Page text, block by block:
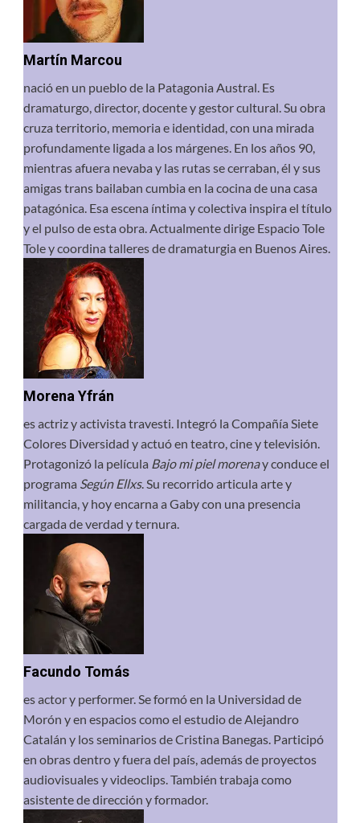
Martín Marcou
nació en un pueblo de la Patagonia Austral. Es
dramaturgo, director, docente y gestor cultural. Su obra
cruza territorio, memoria e identidad, con una mirada
profundamente ligada a los márgenes. En los años 90,
mientras afuera nevaba y las rutas se cerraban, él y sus
amigas trans bailaban cumbia en la cocina de una casa
patagónica. Esa escena íntima y colectiva inspira el título
y el pulso de esta obra. Actualmente dirige Espacio Tole
Tole y coordina talleres de dramaturgia en Buenos Aires.
Morena Yfrán
es actriz y activista travesti. Integró la Compañía Siete
Colores Diversidad y actuó en teatro, cine y televisión.
Protagonizó la película Bajo mi piel morenay conduce el
programa Según Ellxs. Su recorrido articula arte y
militancia, y hoy encarna a Gaby con una presencia
cargada de verdad y ternura.
Facundo Tomás
es actor y performer. Se formó en la Universidad de
Morón y en espacios como el estudio de Alejandro
Catalán y los seminarios de Cristina Banegas. Participó
en obras dentro y fuera del país, además de proyectos
audiovisuales y videoclips. También trabaja como
asistente de dirección y formador.